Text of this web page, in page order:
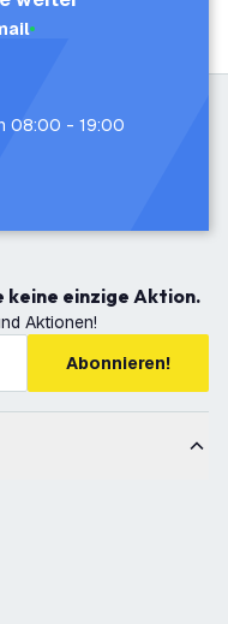
08:00 - 19:00
keine einzige Aktion.
Aktionen!
Abonnieren!